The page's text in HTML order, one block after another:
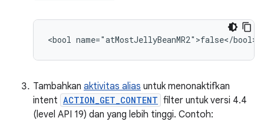
<bool name="atMostJellyBeanMR2">false</bool>
Tambahkan aktivitas alias untuk menonaktifkan
intent ACTION_GET_CONTENT filter untuk versi 4.4
(level API 19) dan yang lebih tinggi. Contoh: